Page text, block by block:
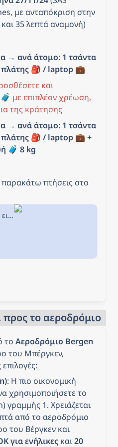
με ανταπόκριση στην
35 λεπτά αναμονή)
→ ανά άτομο: 1 τσάντα
πλάτης 🎒 / laptop 💼
και
με επιπλέον χρέωση,
της κράτησης
→ ανά άτομο: 1 τσάντα
πλάτης 🎒 / laptop 💼 +
🧳 8 kg
Φτηνά αεροπορικά εισιτήρια από Αθήνα προς Μπέργκεν στην Skyscanner
το αεροδρόμιο
το Αεροδρόμιο Bergen
του Μπέργκεν,
: Η πιο οικονομική
χρησιμοποιήσετε το
γραμμής 1. Χρειάζεται
από το αεροδρόμιο
του Βέργκεν και
για ενήλικες και 20